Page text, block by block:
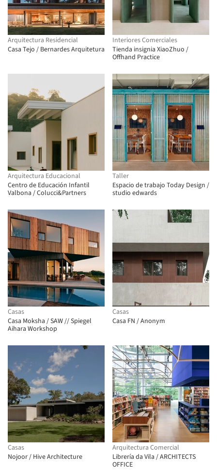
Arquitectura Residencial
Casa Tejo / Bernardes Arquitetura
Interiores Comerciales
Tienda insignia XiaoZhuo /
Offhand Practice
Arquitectura Educacional
Centro de Educación Infantil
Valbona / Colucci&Partners
Taller
Espacio de trabajo Today Design /
studio edwards
Casas
Casa Moksha / SAW // Spiegel
Aihara Workshop
Casas
Casa FN / Anonym
Casas
Nojoor / Hive Architecture
Arquitectura Comercial
Librería da Vila / ARCHITECTS
OFFICE